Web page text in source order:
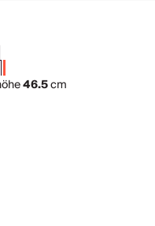
46.5cm